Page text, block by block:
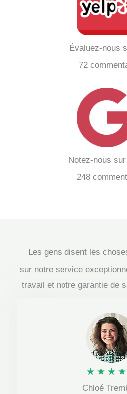
Évaluez-nous
72
Notez-nous
248
Les gens disent les
sur notre service
travail et notre garantie de
★ ★ ★ ★
Chloé